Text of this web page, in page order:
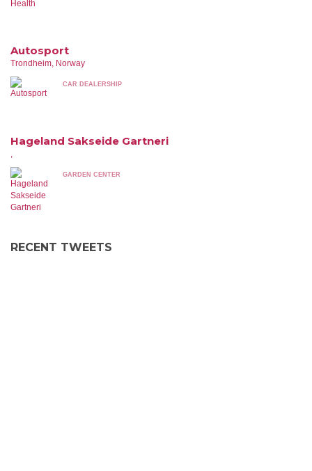
Autosport
Trondheim, Norway
CAR DEALERSHIP
Hageland Sakseide Gartneri
,
GARDEN CENTER
RECENT TWEETS